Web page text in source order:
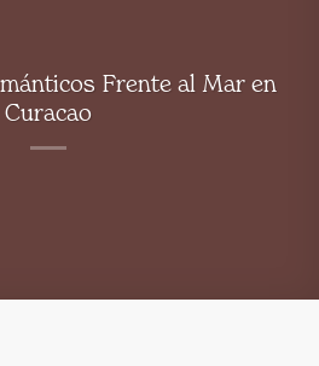
Frente al Mar en
Curacao